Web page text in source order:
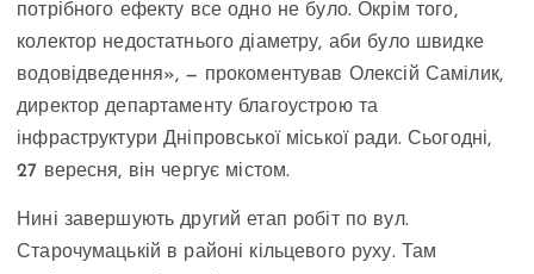
потрібного ефекту все одно не було. Окрім того,
колектор недостатнього діаметру, аби було швидке
водовідведення», — прокоментував Олексій Самілик,
директор департаменту благоустрою та
інфраструктури Дніпровської міської ради. Сьогодні,
27 вересня, він чергує містом.
Нині завершують другий етап робіт по вул.
Старочумацькій в районі кільцевого руху. Там